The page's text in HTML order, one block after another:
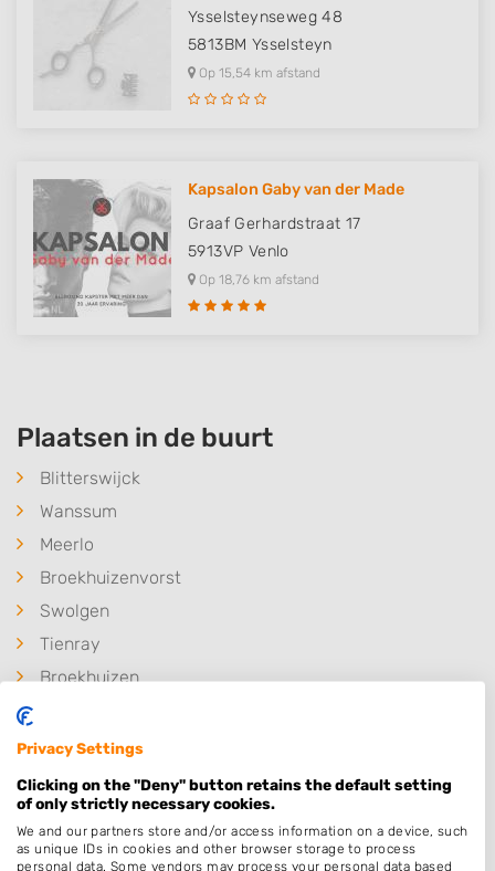
Ysselsteynseweg 48
5813BM Ysselsteyn
Op 15,54 km afstand
Kapsalon Gaby van der Made
Graaf Gerhardstraat 17
5913VP Venlo
Op 18,76 km afstand
Plaatsen in de buurt
Blitterswijck
Wanssum
Meerlo
Broekhuizenvorst
Swolgen
Tienray
Broekhuizen
Bergen L
Arcen
Oirlo
Maashees
Privacy Settings
Clicking on the "Deny" button retains the default setting
of only strictly necessary cookies.
We and our partners store and/or access information on a device, such
as unique IDs in cookies and other browser storage to process
personal data. Some vendors may process your personal data based